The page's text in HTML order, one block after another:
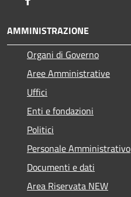
AMMINISTRAZIONE
Organi di Governo
Aree Amministrative
Uffici
Enti e fondazioni
Politici
Personale Amministrativo
Documenti e dati
Area Riservata NEW